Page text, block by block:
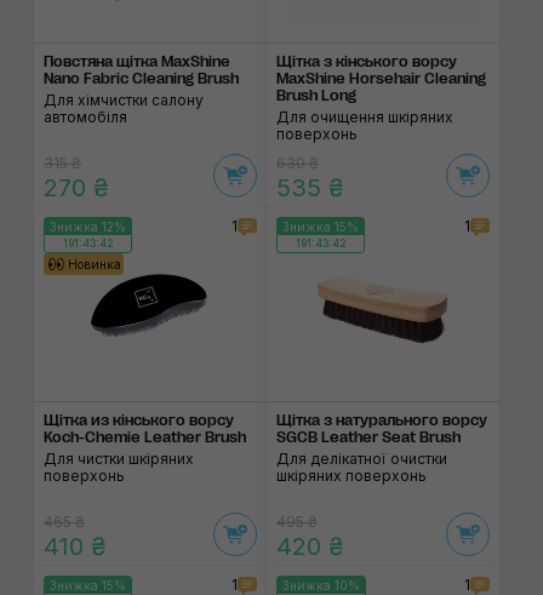
Повстяна щітка MaxShine
Nano Fabric Cleaning Brush
Для хімчистки салону
автомобіля
315 ₴
270 ₴
Щітка з кінського ворсу
MaxShine Horsehair Cleaning
Brush Long
Для очищення шкіряних
поверхонь
630 ₴
535 ₴
Знижка 12%
191:43:42
Новинка
1
Щітка из кінського ворсу
Koch-Chemie Leather Brush
Для чистки шкіряних
поверхонь
465 ₴
410 ₴
Знижка 15%
191:43:42
1
Щітка з натураль­ного ворсу
SGCB Leather Seat Brush
Для делікатної очистки
шкіряних поверхонь
495 ₴
420 ₴
Знижка 15% 1 Знижка 10% 1